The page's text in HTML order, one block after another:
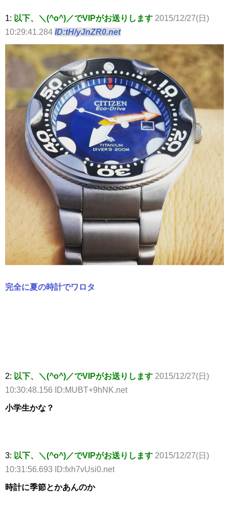
1: 以下、＼(^o^)／でVIPがお送りします 2015/12/27(日)
10:29:41.284 ID:tH/yJnZR0.net
完全に夏の時計でワロタ
2: 以下、＼(^o^)／でVIPがお送りします 2015/12/27(日)
10:30:48.156 ID:MUBT+9hNK.net
小学生かな？
3: 以下、＼(^o^)／でVIPがお送りします 2015/12/27(日)
10:31:56.693 ID:fxh7vUsi0.net
時計に季節とかあんのか